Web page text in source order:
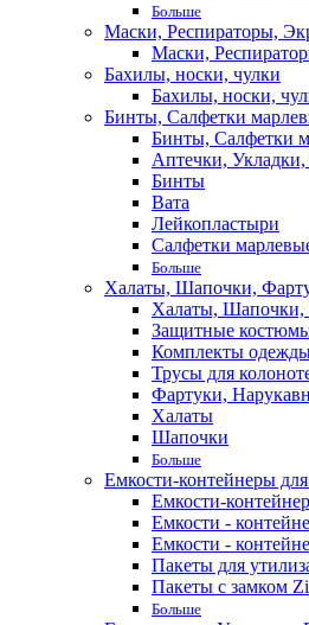
Больше
Маски, Респираторы,
Маски,
Бахилы, носки, чулки
Бахилы, носки,
Бинты, Салфетки
Бинты, Салфетки
Аптечки,
Бинты
Вата
Лейкопластыри
Салфетки
Больше
Халаты, Шапочки,
Халаты,
Защитные
Комплекты
Трусы для
Фартуки,
Халаты
Шапочки
Больше
Емкости-контейнеры
Емкости-
Емкости -
Емкости -
Пакеты для
Пакеты с замком
Больше